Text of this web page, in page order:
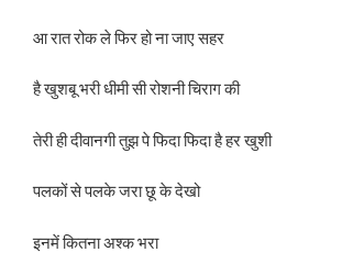
आ रात रोक ले फिर हो ना जाए सहर
है खुशबू भरी धीमी सी रोशनी चिराग की
तेरी ही दीवानगी तुझ पे फिदा फिदा है हर खुशी
पलकों से पलके जरा छू के देखो
इनमें कितना अश्क भरा